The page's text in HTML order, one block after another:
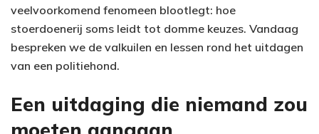
veelvoorkomend fenomeen blootlegt: hoe
stoerdoenerij soms leidt tot domme keuzes. Vandaag
bespreken we de valkuilen en lessen rond het uitdagen
van een politiehond.
Een uitdaging die niemand zou